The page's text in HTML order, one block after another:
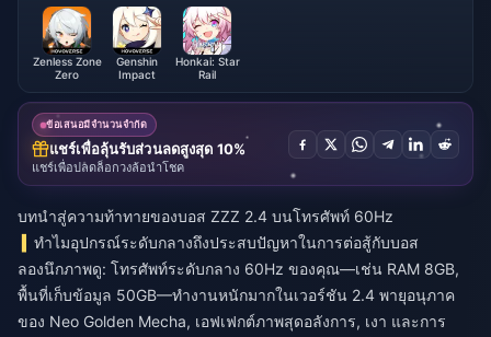
Zenless Zone
Zero
Genshin
Impact
Honkai: Star
Rail
ข้อเสนอมีจำนวนจำกัด
แชร์เพื่อลุ้นรับส่วนลดสูงสุด 10%
แชร์เพื่อปลดล็อกวงล้อนำโชค
บทนำสู่ความท้าทายของบอส ZZZ 2.4 บนโทรศัพท์ 60Hz
ทำไมอุปกรณ์ระดับกลางถึงประสบปัญหาในการต่อสู้กับบอส
ลองนึกภาพดู: โทรศัพท์ระดับกลาง 60Hz ของคุณ—เช่น RAM 8GB,
พื้นที่เก็บข้อมูล 50GB—ทำงานหนักมากในเวอร์ชัน 2.4 พายุอนุภาค
ของ Neo Golden Mecha, เอฟเฟกต์ภาพสุดอลังการ, เงา และการ